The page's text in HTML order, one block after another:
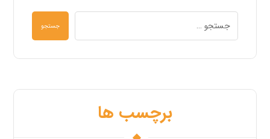
جستجو
برچسب ها